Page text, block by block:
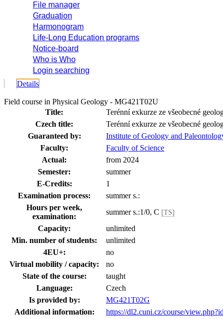
File manager
Graduation
Harmonogram
Life-Long Education programs
Notice-board
Who is Who
Login searching
Details
Field course in Physical Geology - MG421T02U
Title:
Terénní exkurze ze všeobecné
Czech title:
Terénní exkurze ze všeobecné
Guaranteed by:
Institute of Geology and
Faculty:
Faculty of Science
Actual:
from 2024
Semester:
summer
E-Credits:
1
Examination process:
summer s.:
Hours per week,
examination:
summer s.:1/0, C [TS]
Capacity:
unlimited
Min. number of students:
unlimited
4EU+:
no
Virtual mobility / capacity:
no
State of the course:
taught
Language:
Czech
Is provided by:
MG421T02G
Additional information:
https://dl2.cuni.cz/course/